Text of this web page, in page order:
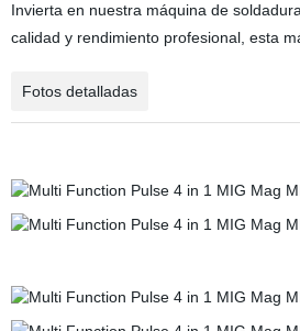
Invierta en nuestra máquina de
calidad y rendimiento profesional, esta
Fotos detalladas